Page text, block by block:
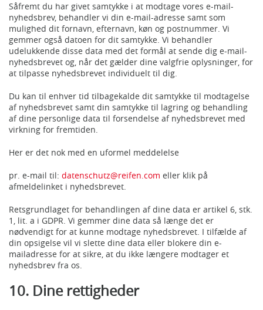
Såfremt du har givet samtykke i at modtage vores e-mail-
nyhedsbrev, behandler vi din e-mail-adresse samt som
mulighed dit fornavn, efternavn, køn og postnummer. Vi
gemmer også datoen for dit samtykke. Vi behandler
udelukkende disse data med det formål at sende dig e-mail-
nyhedsbrevet og, når det gælder dine valgfrie oplysninger, for
at tilpasse nyhedsbrevet individuelt til dig.
Du kan til enhver tid tilbagekalde dit samtykke til modtagelse
af nyhedsbrevet samt din samtykke til lagring og behandling
af dine personlige data til forsendelse af nyhedsbrevet med
virkning for fremtiden.
Her er det nok med en uformel meddelelse
pr. e-mail til: datenschutz@reifen.com eller klik på
afmeldelinket i nyhedsbrevet.
Retsgrundlaget for behandlingen af dine data er artikel 6, stk.
1, lit. a i GDPR. Vi gemmer dine data så længe det er
nødvendigt for at kunne modtage nyhedsbrevet. I tilfælde af
din opsigelse vil vi slette dine data eller blokere din e-
mailadresse for at sikre, at du ikke længere modtager et
nyhedsbrev fra os.
10. Dine rettigheder